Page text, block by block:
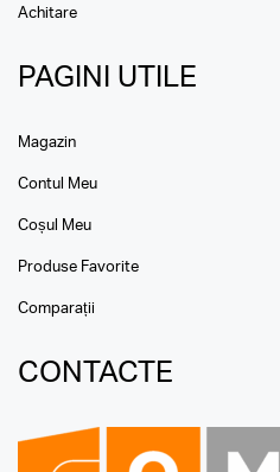
Achitare
PAGINI UTILE
Magazin
Contul Meu
Coșul Meu
Produse Favorite
Comparații
CONTACTE